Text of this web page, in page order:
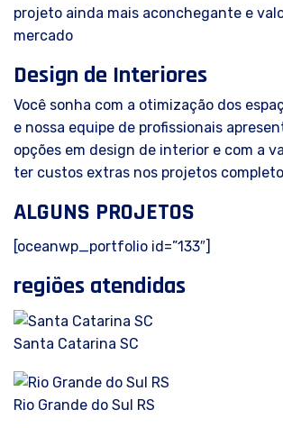
projeto ainda mais aconchegante e
mercado
Design de Interiores
Você sonha com a otimização dos
e nossa equipe de profissionais
opções em design de interior e com a
ter custos extras nos projetos
ALGUNS PROJETOS
[oceanwp_portfolio id=”133″]
regiões atendidas
Santa Catarina SC
Rio Grande do Sul RS